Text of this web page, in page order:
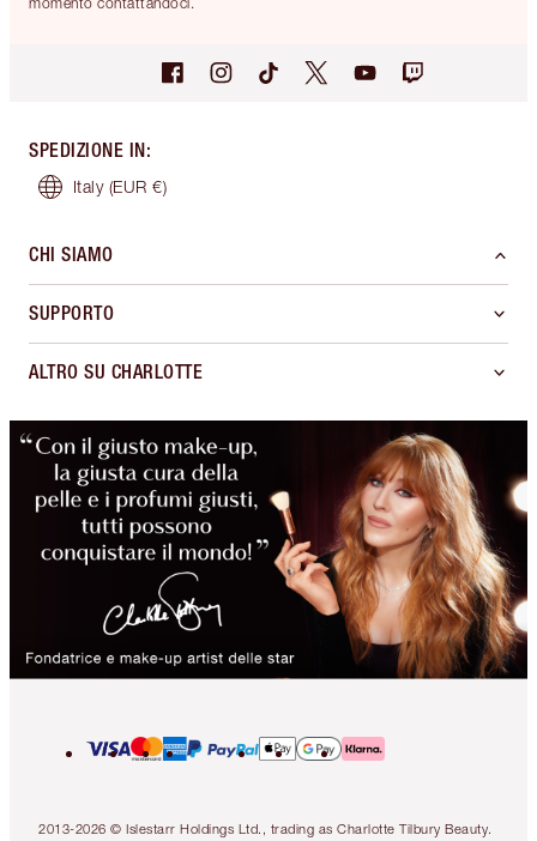
SPEDIZIONE IN:
Italy (EUR €)
CHI SIAMO
SUPPORTO
ALTRO SU CHARLOTTE
2013-2026 © Islestarr Holdings Ltd., trading as Charlotte Tilbury Beauty.